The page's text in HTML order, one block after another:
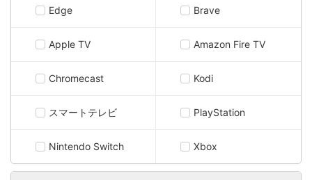
Edge Brave
Apple TV Amazon Fire TV
Chromecast Kodi
スマートテレビ PlayStation
Nintendo Switch Xbox